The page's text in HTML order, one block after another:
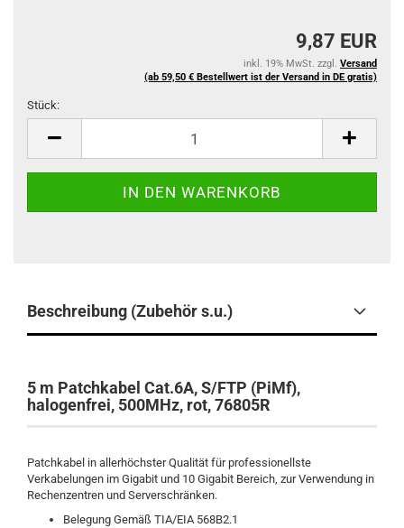
9,87 EUR
inkl. 19% MwSt. zzgl. Versand
(ab 59,50 € Bestellwert ist der Versand in DE gratis)
Stück:
Beschreibung (Zubehör s.u.)
5 m Patchkabel Cat.6A, S/FTP (PiMf),
halogenfrei, 500MHz, rot, 76805R
Patchkabel in allerhöchster Qualität für professionellste
Verkabelungen im Gigabit und 10 Gigabit Bereich, zur Verwendung in
Rechenzentren und Serverschränken.
Belegung Gemäß TIA/EIA 568B2.1